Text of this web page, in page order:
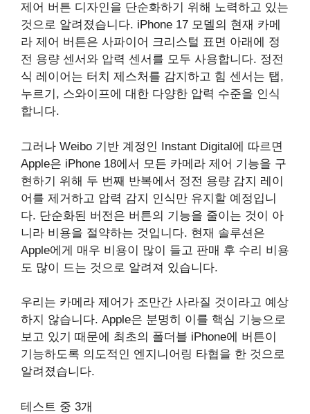
제어 버튼 디자인을 단순화하기 위해 노력하고 있는
것으로 알려졌습니다. iPhone 17 모델의 현재 카메
라 제어 버튼은 사파이어 크리스털 표면 아래에 정
전 용량 센서와 압력 센서를 모두 사용합니다. 정전
식 레이어는 터치 제스처를 감지하고 힘 센서는 탭,
누르기, 스와이프에 대한 다양한 압력 수준을 인식
합니다.
그러나 Weibo 기반 계정인 Instant Digital에 따르면
Apple은 iPhone 18에서 모든 카메라 제어 기능을 구
현하기 위해 두 번째 반복에서 정전 용량 감지 레이
어를 제거하고 압력 감지 인식만 유지할 예정입니
다. 단순화된 버전은 버튼의 기능을 줄이는 것이 아
니라 비용을 절약하는 것입니다. 현재 솔루션은
Apple에게 매우 비용이 많이 들고 판매 후 수리 비용
도 많이 드는 것으로 알려져 있습니다.
우리는 카메라 제어가 조만간 사라질 것이라고 예상
하지 않습니다. Apple은 분명히 이를 핵심 기능으로
보고 있기 때문에 최초의 폴더블 iPhone에 버튼이
기능하도록 의도적인 엔지니어링 타협을 한 것으로
알려졌습니다.
테스트 중 3개